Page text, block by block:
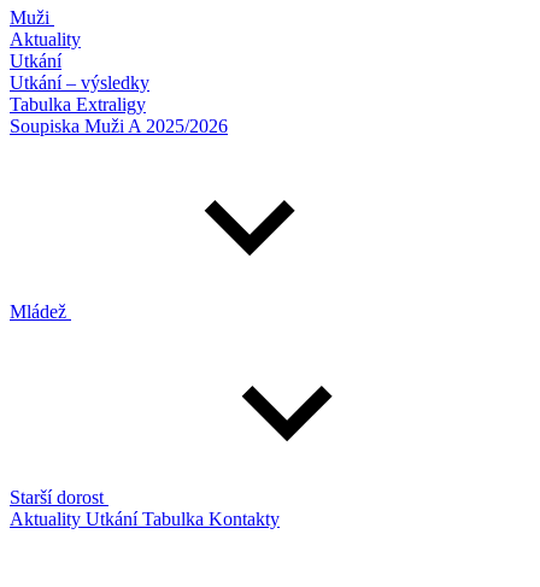
Muži
Aktuality
Utkání
Utkání – výsledky
Tabulka Extraligy
Soupiska Muži A 2025/2026
Mládež
Starší dorost
Aktuality UtkáníTabulka Kontakty